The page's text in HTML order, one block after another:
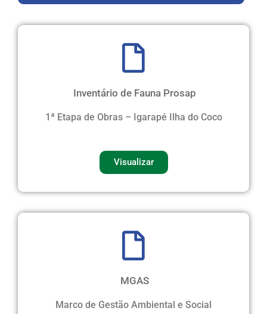
Inventário de Fauna Prosap
1ª Etapa de Obras – Igarapé Ilha do Coco
Visualizar
MGAS
Marco de Gestão Ambiental e Social